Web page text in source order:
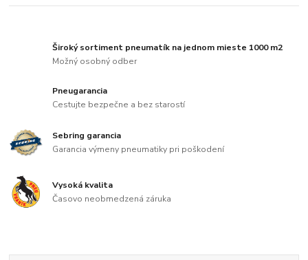
Široký sortiment pneumatík na jednom mieste 1000 m2
Možný osobný odber
Pneugarancia
Cestujte bezpečne a bez starostí
Sebring garancia
Garancia výmeny pneumatiky pri poškodení
Vysoká kvalita
Časovo neobmedzená záruka